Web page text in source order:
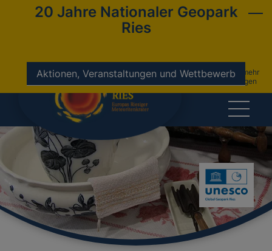
20 Jahre Nationaler Geopark
Ries
Aktionen, Veranstaltungen und Wettbewerbnicht mehr
anzeigen